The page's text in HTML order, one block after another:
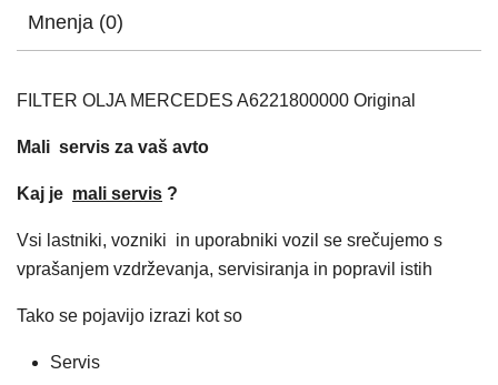
Mnenja (0)
FILTER OLJA MERCEDES A6221800000 Original
Mali servis za vaš avto
Kaj je mali servis ?
Vsi lastniki, vozniki in uporabniki vozil se srečujemo s
vprašanjem vzdrževanja, servisiranja in popravil istih
Tako se pojavijo izrazi kot so
Servis